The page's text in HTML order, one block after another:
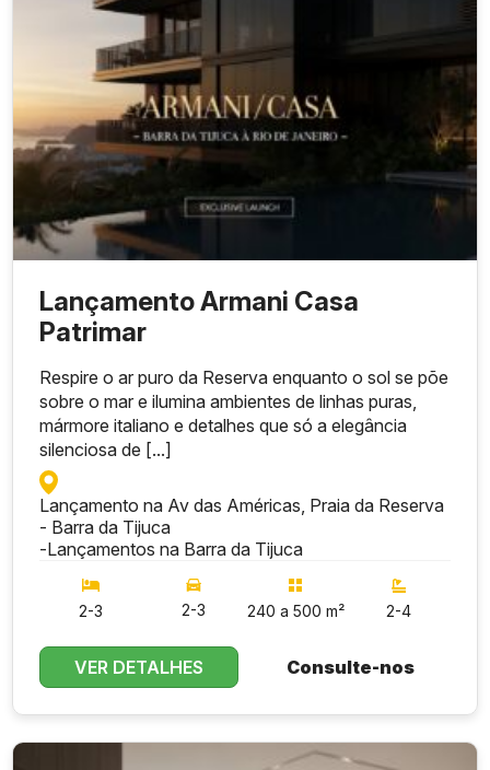
Lançamento Armani Casa
Patrimar
Respire o ar puro da Reserva enquanto o sol se põe
sobre o mar e ilumina ambientes de linhas puras,
mármore italiano e detalhes que só a elegância
silenciosa de [...]
Lançamento na Av das Américas, Praia da Reserva
- Barra da Tijuca
-Lançamentos na Barra da Tijuca
2-3 2-3 240 a 500 m² 2-4
VER DETALHES Consulte-nos